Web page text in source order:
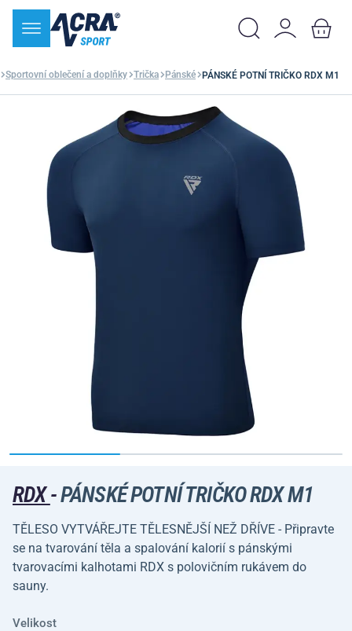
Sportovní oblečení a doplňky Trička Pánské PÁNSKÉ POTNÍ TRIČKO RDX M1
RDX-PÁNSKÉ POTNÍ TRIČKO RDX M1
TĚLESO VYTVÁŘEJTE TĚLESNĚJŠÍ NEŽ DŘÍVE - Připravte
se na tvarování těla a spalování kalorií s pánskými
tvarovacími kalhotami RDX s polovičním rukávem do
sauny.
Velikost